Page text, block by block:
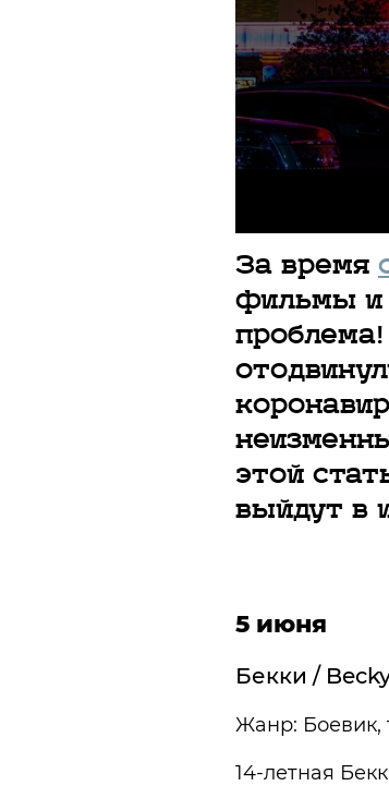
За время
фильмы и
этой
выйдут в
5 июня
Бекки /
Жанр: Боевик,
14-летная